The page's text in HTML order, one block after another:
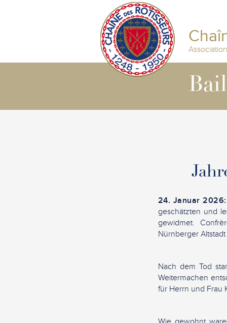
24. Januar 2026:
geschätzten und
gewidmet.
Nürnberger
Nach dem Tod
Weitermachen
für Herrn und Frau